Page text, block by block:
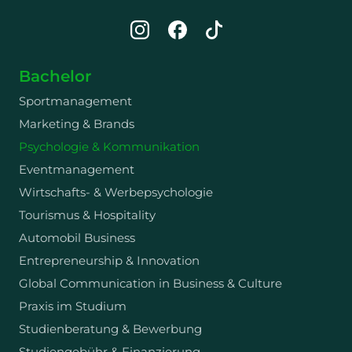
Bachelor
Sportmanagement
Marketing & Brands
Psychologie & Kommunikation
Eventmanagement
Wirtschafts- & Werbepsychologie
Tourismus & Hospitality
Automobil Business
Entrepreneurship & Innovation
Global Communication in Business & Culture
Praxis im Studium
Studienberatung & Bewerbung